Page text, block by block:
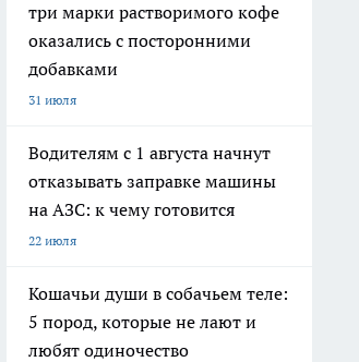
три марки растворимого кофе
оказались с посторонними
добавками
31 июля
Водителям с 1 августа начнут
отказывать заправке машины
на АЗС: к чему готовится
22 июля
Кошачьи души в собачьем теле:
5 пород, которые не лают и
любят одиночество